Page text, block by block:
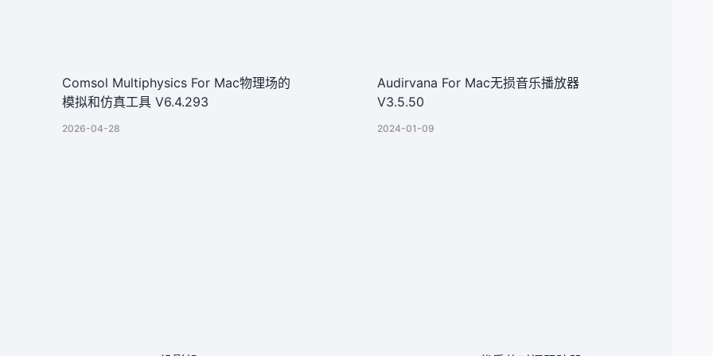
Comsol Multiphysics For Mac物理场的
模拟和仿真工具 V6.4.293
2026-04-28
Audirvana For Mac无损音乐播放器
V3.5.50
2024-01-09